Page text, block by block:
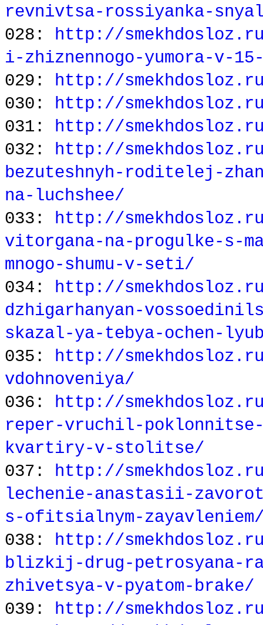
revnivtsa-rossiyanka-
028: http://
i-zhiznennogo-yumora-
029: http://
030: http://
031: http://
032: http://
bezuteshnyh-roditelej-
na-luchshee/
033: http://
vitorgana-na-progulke-s-
mnogo-shumu-v-seti/
034: http://
dzhigarhanyan-
skazal-ya-tebya-ochen-
035: http://
vdohnoveniya/
036: http://
reper-vruchil-
kvartiry-v-stolitse/
037: http://
lechenie-anastasii-
s-ofitsialnym-
038: http://
blizkij-drug-petrosyana-
zhivetsya-v-pyatom-brake/
039: http://